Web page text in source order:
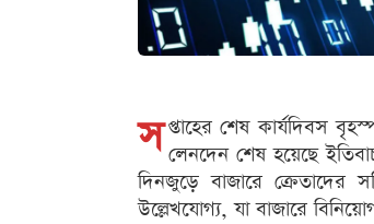
স প্তাহের শেষ কার্যদিবস
লেনদেন শেষ হয়েছে
দিনজুড়ে বাজারে ক্রেতাদের
উল্লেখযোগ্য, যা বাজারে